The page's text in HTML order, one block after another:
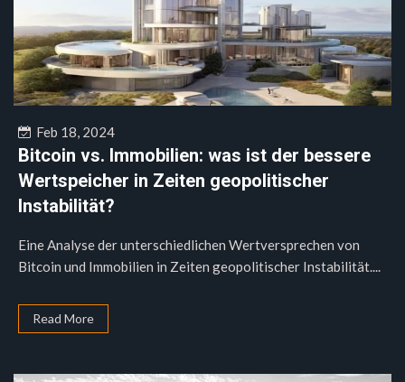
Feb 18, 2024
Bitcoin vs. Immobilien: was ist der bessere
Wertspeicher in Zeiten geopolitischer
Instabilität?
Eine Analyse der unterschiedlichen Wertversprechen von
Bitcoin und Immobilien in Zeiten geopolitischer Instabilität....
Read More